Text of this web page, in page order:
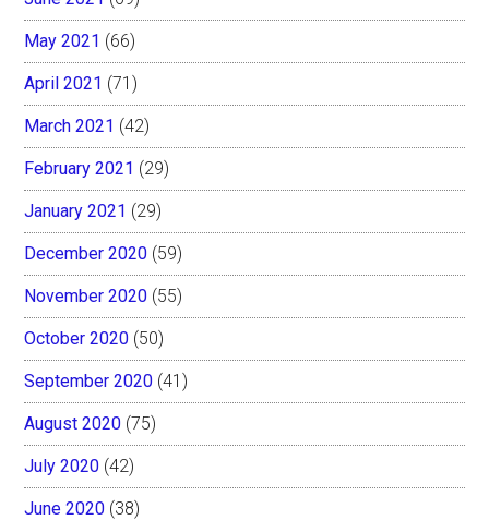
May 2021 (66)
April 2021 (71)
March 2021 (42)
February 2021 (29)
January 2021 (29)
December 2020 (59)
November 2020 (55)
October 2020 (50)
September 2020 (41)
August 2020 (75)
July 2020 (42)
June 2020 (38)